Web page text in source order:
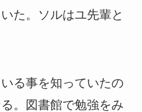
た。ソルはユ先輩と
る事を知っていたの
。図書館で勉強をみ